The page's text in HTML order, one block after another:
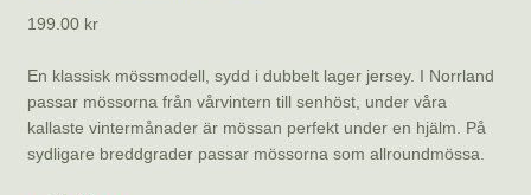
199.00 kr
En klassisk mössmodell, sydd i dubbelt lager jersey. I Norrland
passar mössorna från vårvintern till senhöst, under våra
kallaste vintermånader är mössan perfekt under en hjälm. På
sydligare breddgrader passar mössorna som allroundmössa.